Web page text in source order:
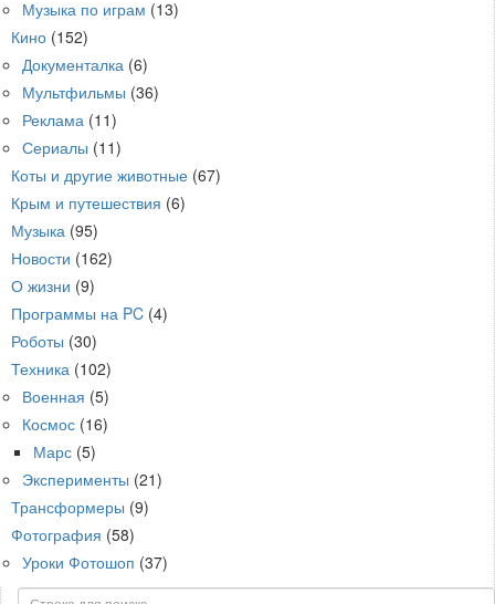
Музыка по играм (13)
Кино (152)
Документалка (6)
Мультфильмы (36)
Реклама (11)
Сериалы (11)
Коты и другие животные (67)
Крым и путешествия (6)
Музыка (95)
Новости (162)
О жизни (9)
Программы на PC (4)
Роботы (30)
Техника (102)
Военная (5)
Космос (16)
Марс (5)
Эксперименты (21)
Трансформеры (9)
Фотография (58)
Уроки Фотошоп (37)
Поиск